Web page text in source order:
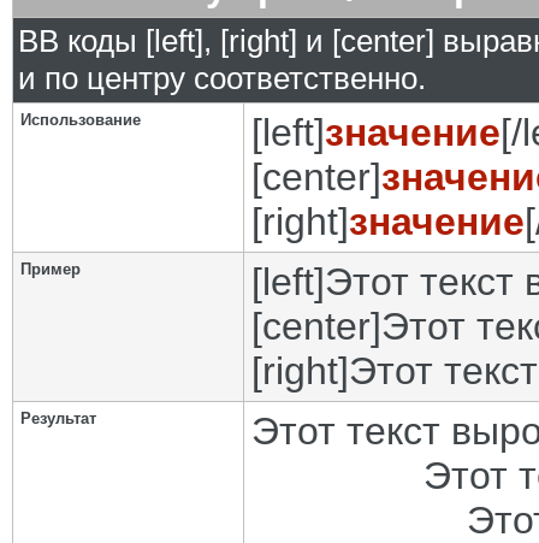
BB коды [left], [right] и [center]
и по центру соответственно.
Использование [left]значение[/
[center]
[right]значение
Пример
[left]Этот
[center]Этот
[right]Этот
Результат
Этот текст
Этот